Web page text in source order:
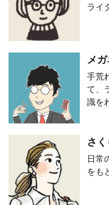
ライ
メ
手荒
て、
識を
さく
日常
をも